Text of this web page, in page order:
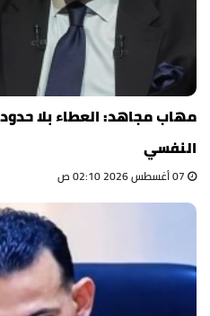
مهاب مجاهد: العطاء بلا حدود
النفسي